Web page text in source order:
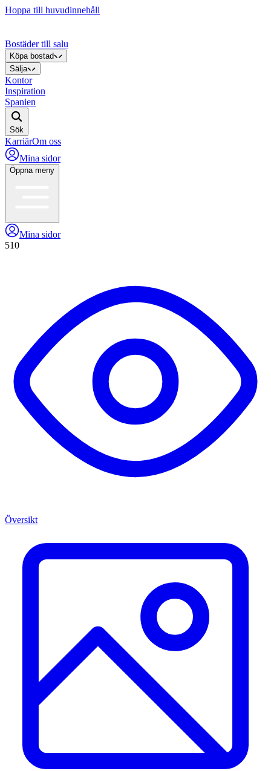
Hoppa till huvudinnehåll
Bostäder till salu
Köpa bostad
Sälja
Kontor
Inspiration
Spanien
Sök
KarriärOm oss
Mina sidor
Öppna meny
Mina sidor
510
Översikt